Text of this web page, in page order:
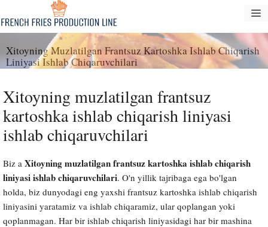
oʻtish
Xitoyning Muzlatilgan Frantsuz Kartoshka Ishlab Chiqarish
Liniyasi Ishlab Chiqaruvchilari
Xitoyning muzlatilgan frantsuz
kartoshka ishlab chiqarish liniyasi
ishlab chiqaruvchilari
Biz a Xitoyning muzlatilgan frantsuz kartoshka ishlab chiqarish
liniyasi ishlab chiqaruvchilari. O'n yillik tajribaga ega bo'lgan
holda, biz dunyodagi eng yaxshi frantsuz kartoshka ishlab chiqarish
liniyasini yaratamiz va ishlab chiqaramiz, ular qoplangan yoki
qoplanmagan. Har bir ishlab chiqarish liniyasidagi har bir mashina